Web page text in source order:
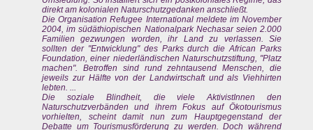
direkt am kolonialen Naturschutzgedanken anschließt.
Die Organisation Refugee International meldete im November
2004, im südäthiopischen Nationalpark Nechasar seien 2.000
Familien gezwungen worden, ihr Land zu verlassen. Sie
sollten der "Entwicklung" des Parks durch die African Parks
Foundation, einer niederländischen Naturschutzstiftung, "Platz
machen". Betroffen sind rund zehntausend Menschen, die
jeweils zur Hälfte von der Landwirtschaft und als Viehhirten
lebten. ...
Die soziale Blindheit, die viele AktivistInnen den
Naturschutzverbänden und ihrem Fokus auf Ökotourismus
vorhielten, scheint damit nun zum Hauptgegenstand der
Debatte um Tourismusförderung zu werden. Doch während